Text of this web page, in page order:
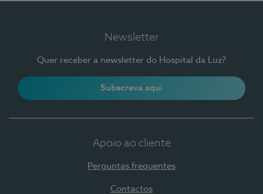
Newsletter
Quer receber a newsletter do Hospital da Luz?
Subscreva aqui
Apoio ao cliente
Perguntas frequentes
Contactos